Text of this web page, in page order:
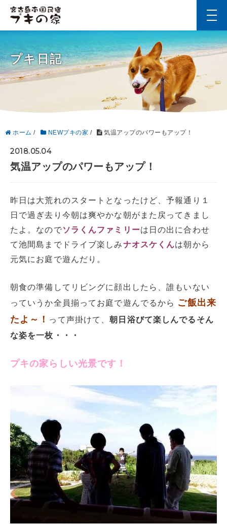
プキ日記
ホーム / NEWプキの家 / 気温アップのパワーもアップ！
2018.05.04
気温アップのパワーもアップ！
昨日は大荒れのスタートとなったけど、予報通り１
日で過ぎ去り今朝は爽やかな朝がまた戻ってきまし
たよ。なのでソラくんファミリーは日の出に合わせ
て池間島までドライブ楽しみナオスケくんは朝から
元気にお庭で遊んだり。
朝食の準備してリビングに顔出したら、誰もいない
っていうか全員揃ってお庭で遊んでるから ご飯出来
たよ～！ って声掛けて、朝日浴びて楽しんでるそん
な姿を一枚・・・
プキの家らしい光景です！
t
o
g
g
l
v
a